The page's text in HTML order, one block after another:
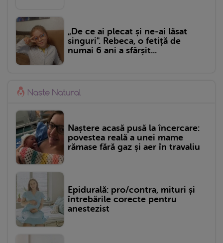
„De ce ai plecat și ne-ai lăsat
singuri". Rebeca, o fetiță de
numai 6 ani a sfârșit...
Naștere acasă pusă la încercare:
povestea reală a unei mame
rămase fără gaz și aer în travaliu
Epidurală: pro/contra, mituri și
întrebările corecte pentru
anestezist